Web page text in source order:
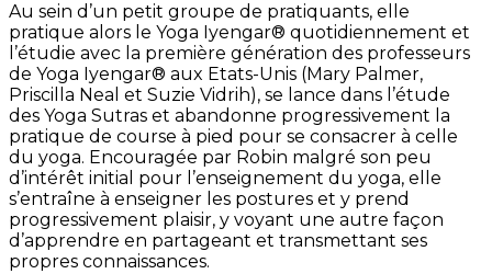
Au sein d’un petit groupe de pratiquants, elle
pratique alors le Yoga Iyengar® quotidiennement et
l’étudie avec la première génération des professeurs
de Yoga Iyengar® aux Etats-Unis (Mary Palmer,
Priscilla Neal et Suzie Vidrih), se lance dans l’étude
des Yoga Sutras et abandonne progressivement la
pratique de course à pied pour se consacrer à celle
du yoga. Encouragée par Robin malgré son peu
d’intérêt initial pour l’enseignement du yoga, elle
s’entraîne à enseigner les postures et y prend
progressivement plaisir, y voyant une autre façon
d’apprendre en partageant et transmettant ses
propres connaissances.